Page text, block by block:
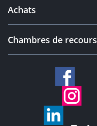
Achats
Chambres de recours